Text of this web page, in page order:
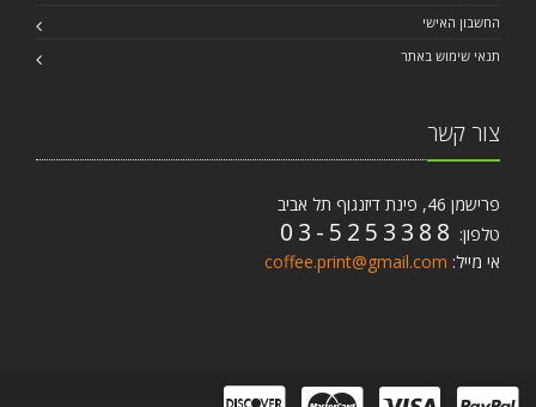
החשבון האישי
תנאי שימוש באתר
צור קשר
פרישמן 46, פינת דיזנגוף תל אביב
טלפון: 03-5253388
אי מייל: coffee.print@gmail.com